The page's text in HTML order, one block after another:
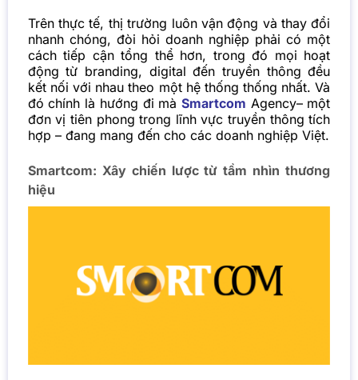
Trên thực tế, thị trường luôn vận động và thay đổi
nhanh chóng, đòi hỏi doanh nghiệp phải có một
cách tiếp cận tổng thể hơn, trong đó mọi hoạt
động từ branding, digital đến truyền thông đều
kết nối với nhau theo một hệ thống thống nhất. Và
đó chính là hướng đi mà Smartcom Agency– một
đơn vị tiên phong trong lĩnh vực truyền thông tích
hợp – đang mang đến cho các doanh nghiệp Việt.
Smartcom: Xây chiến lược từ tầm nhìn thương
hiệu